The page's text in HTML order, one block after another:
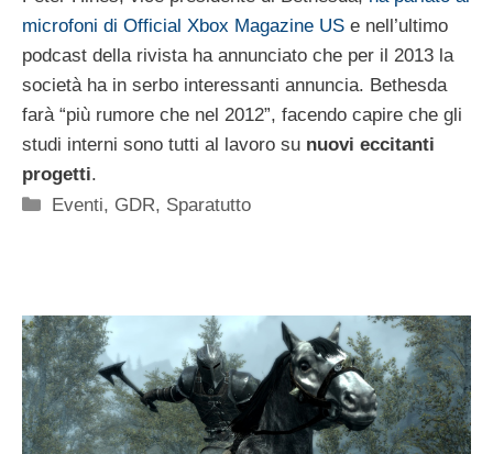
microfoni di Official Xbox Magazine US e nell’ultimo
podcast della rivista ha annunciato che per il 2013 la
società ha in serbo interessanti annuncia. Bethesda
farà “più rumore che nel 2012”, facendo capire che gli
studi interni sono tutti al lavoro su nuovi eccitanti
progetti.
Categorie
Eventi, GDR, Sparatutto